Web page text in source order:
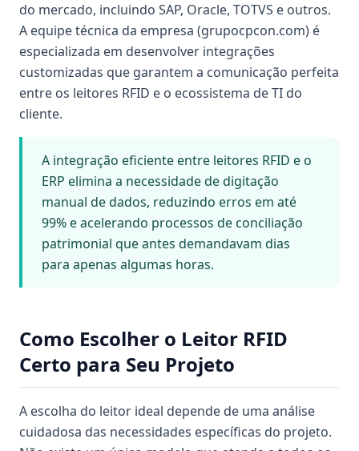
do mercado, incluindo SAP, Oracle, TOTVS e outros.
A equipe técnica da empresa (grupocpcon.com) é
especializada em desenvolver integrações
customizadas que garantem a comunicação perfeita
entre os leitores RFID e o ecossistema de TI do
cliente.
A integração eficiente entre leitores RFID e o
ERP elimina a necessidade de digitação
manual de dados, reduzindo erros em até
99% e acelerando processos de conciliação
patrimonial que antes demandavam dias
para apenas algumas horas.
Como Escolher o Leitor RFID
Certo para Seu Projeto
A escolha do leitor ideal depende de uma análise
cuidadosa das necessidades específicas do projeto.